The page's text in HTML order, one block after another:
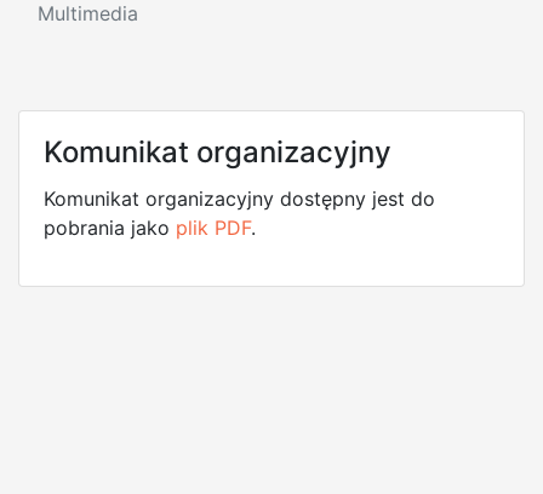
Multimedia
Komunikat organizacyjny
Komunikat organizacyjny dostępny jest do
pobrania jako plik PDF.